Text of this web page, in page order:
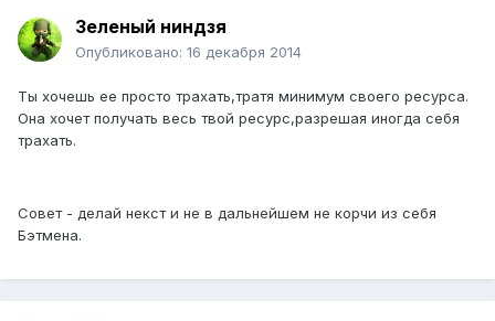
Зеленый ниндзя
Опубликовано: 16 декабря 2014
Ты хочешь ее просто трахать,тратя минимум своего ресурса.
Она хочет получать весь твой ресурс,разрешая иногда себя
трахать.
Совет - делай некст и не в дальнейшем не корчи из себя
Бэтмена.